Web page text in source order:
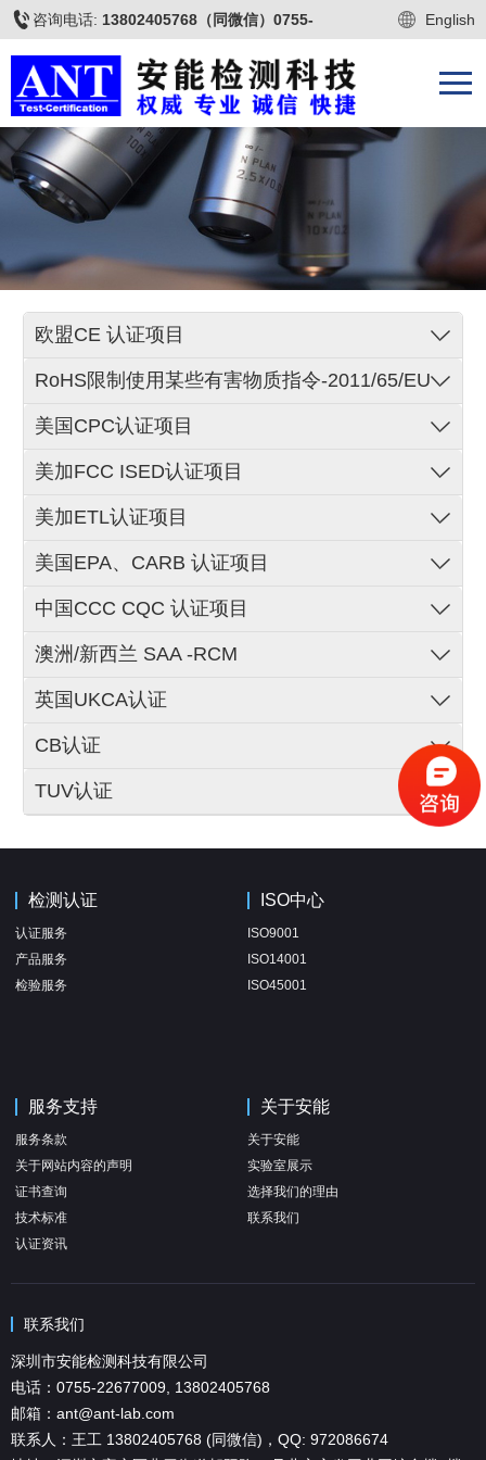
咨询电话: 13802405768（同微信）0755-
English
欧盟CE 认证项目
RoHS限制使用某些有害物质指令-2011/65/EU
美国CPC认证项目
美加FCC ISED认证项目
美加ETL认证项目
美国EPA、CARB 认证项目
中国CCC CQC 认证项目
澳洲/新西兰 SAA -RCM
英国UKCA认证
CB认证
TUV认证
检测认证
认证服务
产品服务
检验服务
ISO中心
ISO9001
ISO14001
ISO45001
服务支持
服务条款
关于网站内容的声明
证书查询
技术标准
认证资讯
关于安能
关于安能
实验室展示
选择我们的理由
联系我们
联系我们
深圳市安能检测科技有限公司
电话：0755-22677009, 13802405768
邮箱：ant@ant-lab.com
联系人：王工 13802405768 (同微信)，QQ: 972086674